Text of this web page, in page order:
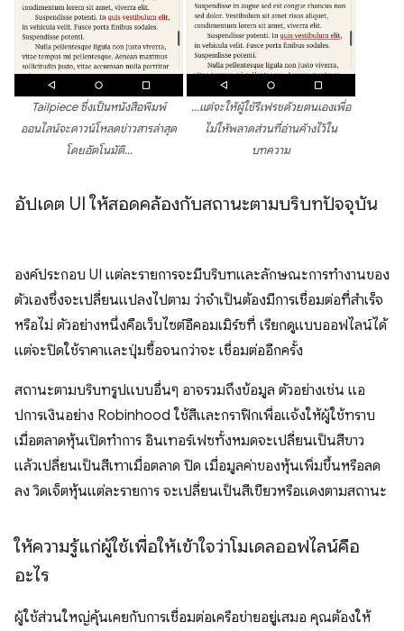
Tailpiece ซึ่งเป็นหนังสือพิมพ์
ออนไลน์จะดาวน์โหลดข่าวสารล่าสุด
โดยอัตโนมัติ…
…แต่จะให้ผู้ใช้รีเฟรชด้วยตนเองเพื่อ
ไม่ให้พลาดส่วนที่อ่านค้างไว้ใน
บทความ
อัปเดต UI ให้สอดคล้องกับสถานะตามบริบทปัจจุบัน
องค์ประกอบ UI แต่ละรายการจะมีบริบทและลักษณะการทำงานของ
ตัวเองซึ่งจะเปลี่ยนแปลงไปตาม ว่าจำเป็นต้องมีการเชื่อมต่อที่สำเร็จ
หรือไม่ ตัวอย่างหนึ่งคือเว็บไซต์อีคอมเมิร์ซที่ เรียกดูแบบออฟไลน์ได้
แต่จะปิดใช้ราคาและปุ่มซื้อจนกว่าจะ เชื่อมต่ออีกครั้ง
สถานะตามบริบทรูปแบบอื่นๆ อาจรวมถึงข้อมูล ตัวอย่างเช่น แอ
ปการเงินอย่าง Robinhood ใช้สีและกราฟิกเพื่อแจ้งให้ผู้ใช้ทราบ
เมื่อตลาดหุ้นเปิดทำการ อินเทอร์เฟซทั้งหมดจะเปลี่ยนเป็นสีขาว
แล้วเปลี่ยนเป็นสีเทาเมื่อตลาด ปิด เมื่อมูลค่าของหุ้นเพิ่มขึ้นหรือลด
ลง วิดเจ็ตหุ้นแต่ละรายการ จะเปลี่ยนเป็นสีเขียวหรือแดงตามสถานะ
ให้ความรู้แก่ผู้ใช้เพื่อให้เข้าใจว่าโมเดลออฟไลน์คือ
อะไร
ผู้ใช้ส่วนใหญ่คุ้นเคยกับการเชื่อมต่อเครือข่ายอยู่เสมอ คุณต้องให้